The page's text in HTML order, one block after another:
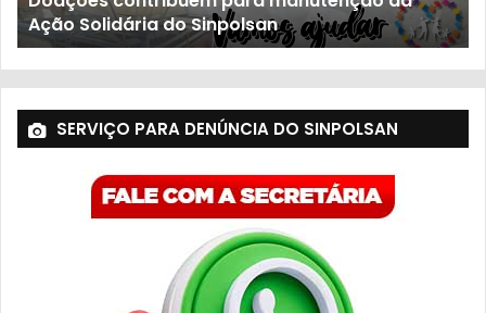
Ação Solidária do Sinpolsan
SERVIÇO PARA DENÚNCIA DO SINPOLSAN